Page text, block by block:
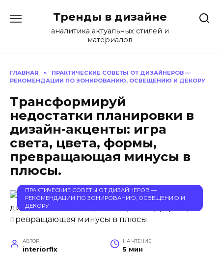
содержанию
Тренды в дизайне
аналитика актуальных стилей и
материалов
ГЛАВНАЯ »
ПРАКТИЧЕСКИЕ СОВЕТЫ ОТ ДИЗАЙНЕРОВ —
РЕКОМЕНДАЦИИ ПО ЗОНИРОВАНИЮ, ОСВЕЩЕНИЮ И ДЕКОРУ
Трансформируй
недостатки планировки в
дизайн-акценты: игра
света, цвета, формы,
превращающая минусы в
плюсы.
ПРАКТИЧЕСКИЕ СОВЕТЫ ОТ ДИЗАЙНЕРОВ —
РЕКОМЕНДАЦИИ ПО ЗОНИРОВАНИЮ, ОСВЕЩЕНИЮ И
ДЕКОРУ
АВТОР
interiorfix
НА ЧТЕНИЕ
5 мин